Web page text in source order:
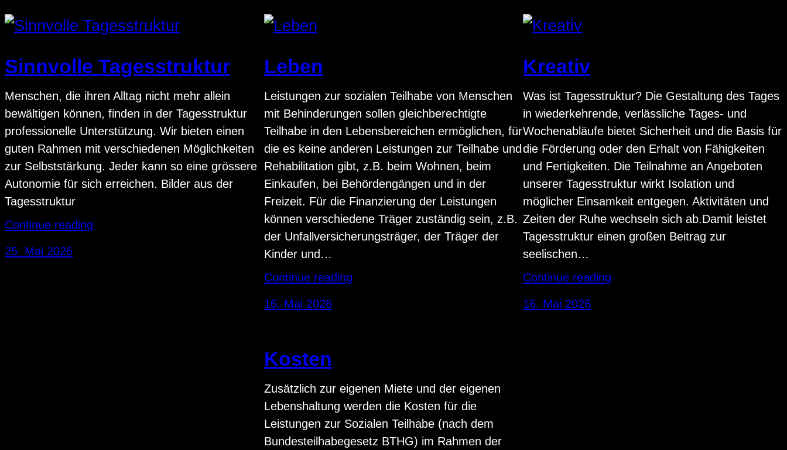
Sinnvolle Tagesstruktur
Menschen, die ihren Alltag nicht mehr allein
bewältigen können, finden in der Tagesstruktur
professionelle Unterstützung. Wir bieten einen
guten Rahmen mit verschiedenen Möglichkeiten
zur Selbststärkung. Jeder kann so eine grössere
Autonomie für sich erreichen. Bilder aus der
Tagesstruktur
Continue reading
25. Mai 2026
Leben
Leistungen zur sozialen Teilhabe von Menschen
mit Behinderungen sollen gleichberechtigte
Teilhabe in den Lebensbereichen ermöglichen, für
die es keine anderen Leistungen zur Teilhabe und
Rehabilitation gibt, z.B. beim Wohnen, beim
Einkaufen, bei Behördengängen und in der
Freizeit. Für die Finanzierung der Leistungen
können verschiedene Träger zuständig sein, z.B.
der Unfallversicherungsträger, der Träger der
Kinder und…
Continue reading
16. Mai 2026
Kreativ
Was ist Tagesstruktur? Die Gestaltung des Tages
in wiederkehrende, verlässliche Tages- und
Wochenabläufe bietet Sicherheit und die Basis für
die Förderung oder den Erhalt von Fähigkeiten
und Fertigkeiten. Die Teilnahme an Angeboten
unserer Tagesstruktur wirkt Isolation und
möglicher Einsamkeit entgegen. Aktivitäten und
Zeiten der Ruhe wechseln sich ab.Damit leistet
Tagesstruktur einen großen Beitrag zur
seelischen…
Continue reading
16. Mai 2026
Kosten
Zusätzlich zur eigenen Miete und der eigenen
Lebenshaltung werden die Kosten für die
Leistungen zur Sozialen Teilhabe (nach dem
Bundesteilhabegesetz BTHG) im Rahmen der